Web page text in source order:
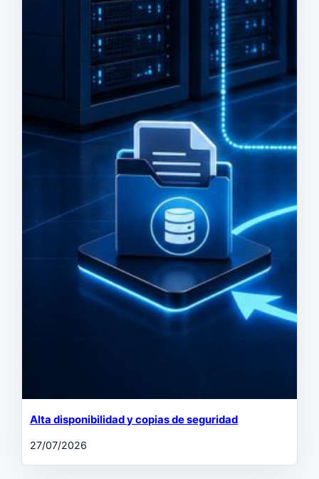
Alta disponibilidad y copias de seguridad
27/07/2026